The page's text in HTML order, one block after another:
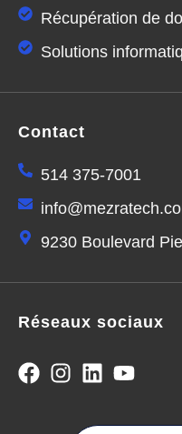
Récupération de
Solutions
Contact
514 375-7001
9230 Boulevard
Réseaux sociaux